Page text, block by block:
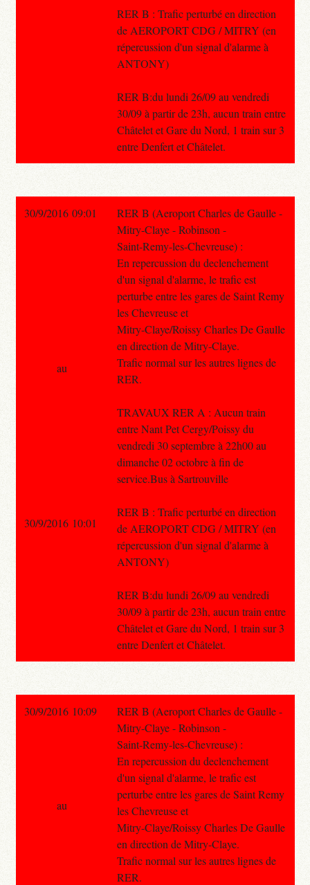
RER B : Trafic perturbé en direction
de AEROPORT CDG / MITRY (en
répercussion d'un signal d'alarme à
ANTONY)
RER B:du lundi 26/09 au vendredi
30/09 à partir de 23h, aucun train entre
Châtelet et Gare du Nord, 1 train sur 3
entre Denfert et Châtelet.
30/9/2016 09:01
RER B (Aeroport Charles de Gaulle -
Mitry-Claye - Robinson -
Saint-Remy-les-Chevreuse) :
En repercussion du declenchement
d'un signal d'alarme, le trafic est
perturbe entre les gares de Saint Remy
les Chevreuse et
Mitry-Claye/Roissy Charles De Gaulle
en direction de Mitry-Claye.
Trafic normal sur les autres lignes de
RER.
TRAVAUX RER A : Aucun train
entre Nant Pet Cergy/Poissy du
vendredi 30 septembre à 22h00 au
dimanche 02 octobre à fin de
service.Bus à Sartrouville
RER B : Trafic perturbé en direction
de AEROPORT CDG / MITRY (en
répercussion d'un signal d'alarme à
ANTONY)
RER B:du lundi 26/09 au vendredi
30/09 à partir de 23h, aucun train entre
Châtelet et Gare du Nord, 1 train sur 3
entre Denfert et Châtelet.
au
30/9/2016 10:01
30/9/2016 10:09
RER B (Aeroport Charles de Gaulle -
Mitry-Claye - Robinson -
Saint-Remy-les-Chevreuse) :
En repercussion du declenchement
d'un signal d'alarme, le trafic est
perturbe entre les gares de Saint Remy
les Chevreuse et
Mitry-Claye/Roissy Charles De Gaulle
en direction de Mitry-Claye.
Trafic normal sur les autres lignes de
RER.
au